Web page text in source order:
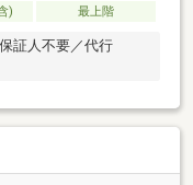
) 最上階
証人不要／代行